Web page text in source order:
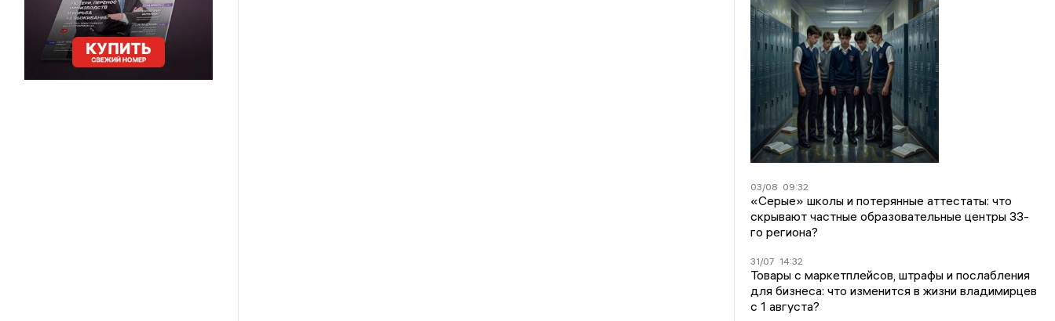
03/08 09:32
«Серые» школы и потерянные аттестаты: что
скрывают частные образовательные центры 33-
го региона?
31/07 14:32
Товары с маркетплейсов, штрафы и послабления
для бизнеса: что изменится в жизни владимирцев
с 1 августа?